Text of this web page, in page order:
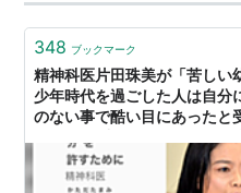
悪いんですね。トイレが寒
ゃったんだろうなあ。 い…
348 ブックマーク
精神科医片田珠美が「苦しい
少年時代を過ごした人は自分
のない事で酷い目にあったと
と言わざるを得ない」⇨「幼
の不幸自慢をすることでマウ